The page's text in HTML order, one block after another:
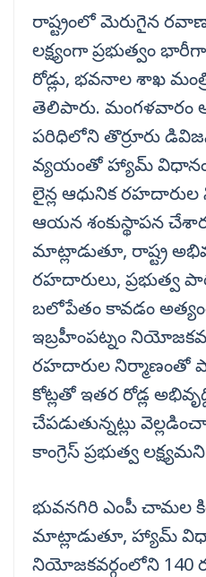
రాష్ట్రంలో మెరుగైన
లక్ష్యంగా ప్రభుత్వం
రోడ్లు, భవనాల శాఖ
తెలిపారు. మంగళవారం
పరిధిలోని తొర్రూరు
వ్యయంతో హ్యామ్
లైన్ల ఆధునిక రహదారుల
ఆయన శంకుస్థాపన
మాట్లాడుతూ, రాష్ట్ర
రహదారులు, ప్రభుత్వ
బలోపేతం కావడం
ఇబ్రహీంపట్నం
రహదారుల నిర్మాణంతో
కోట్లతో ఇతర రోడ్ల
చేపడుతున్నట్లు
కాంగ్రెస్ ప్రభుత్వ
భువనగిరి ఎంపీ చామల
మాట్లాడుతూ, హ్యామ్
నియోజకవర్గంలోని 140